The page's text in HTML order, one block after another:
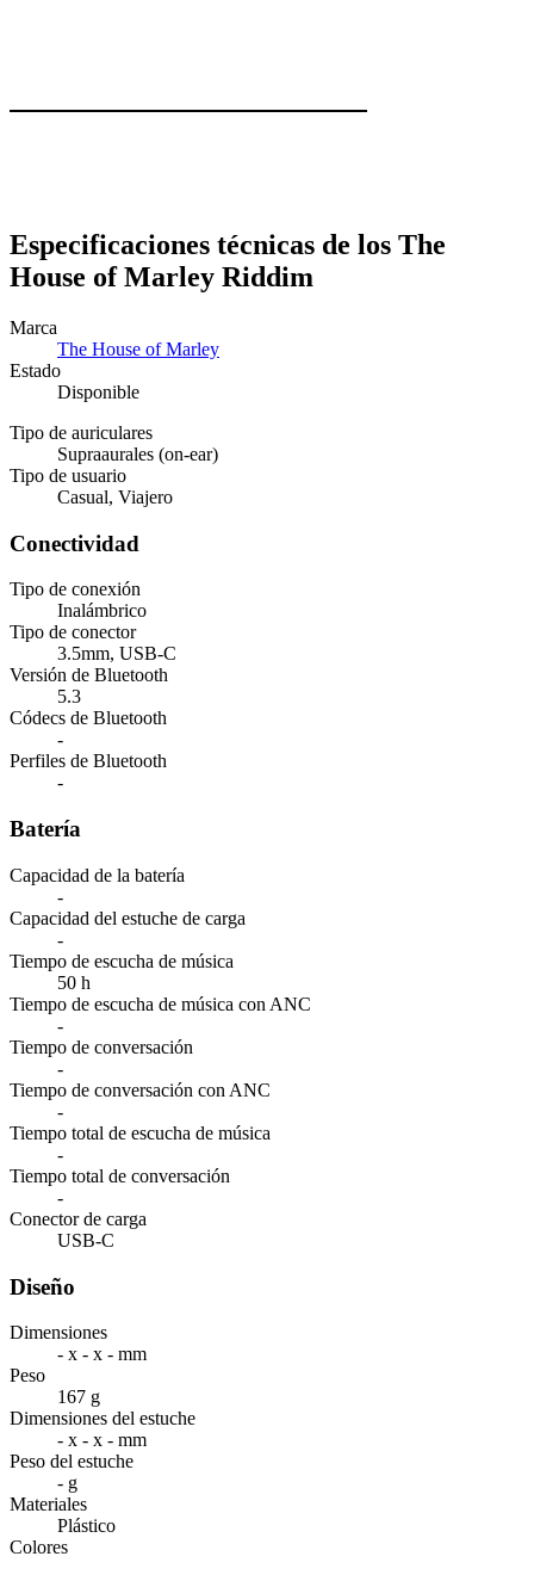
Especificaciones técnicas de los The
House of Marley Riddim
Marca
The House of Marley
Estado
Disponible
Tipo de auriculares
Supraaurales (on-ear)
Tipo de usuario
Casual, Viajero
Conectividad
Tipo de conexión
Inalámbrico
Tipo de conector
3.5mm, USB-C
Versión de Bluetooth
5.3
Códecs de Bluetooth
-
Perfiles de Bluetooth
-
Batería
Capacidad de la batería
-
Capacidad del estuche de carga
-
Tiempo de escucha de música
50 h
Tiempo de escucha de música con ANC
-
Tiempo de conversación
-
Tiempo de conversación con ANC
-
Tiempo total de escucha de música
-
Tiempo total de conversación
-
Conector de carga
USB-C
Diseño
Dimensiones
- x - x - mm
Peso
167 g
Dimensiones del estuche
- x - x - mm
Peso del estuche
- g
Materiales
Plástico
Colores